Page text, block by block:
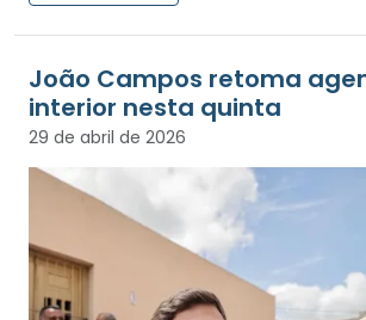
João Campos retoma
interior nesta quinta
29 de abril de 2026